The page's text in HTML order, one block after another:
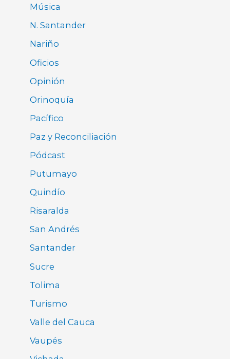
Música
N. Santander
Nariño
Oficios
Opinión
Orinoquía
Pacífico
Paz y Reconciliación
Pódcast
Putumayo
Quindío
Risaralda
San Andrés
Santander
Sucre
Tolima
Turismo
Valle del Cauca
Vaupés